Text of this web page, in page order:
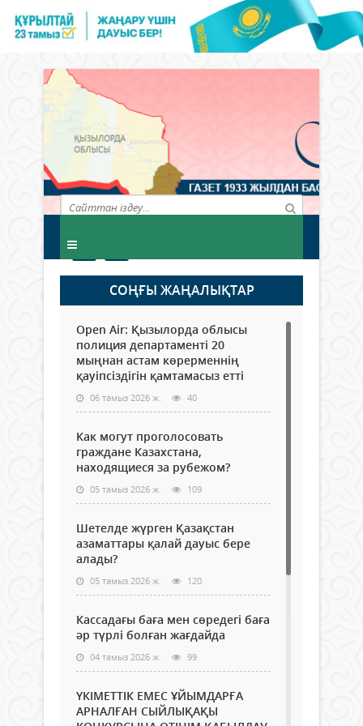
СОҢҒЫ ЖАҢАЛЫҚТАР
Open Air: Қызылорда облысы
полиция департаменті 20
мыңнан астам көрерменнің
қауіпсіздігін қамтамасыз етті
06 тамыз 2026 ж. 40
Как могут проголосовать
граждане Казахстана,
находящиеся за рубежом?
05 тамыз 2026 ж. 109
Шетелде жүрген Қазақстан
азаматтары қалай дауыс бере
алады?
05 тамыз 2026 ж. 120
Кассадағы баға мен сөредегі баға
әр түрлі болған жағдайда
04 тамыз 2026 ж. 99
ҮКІМЕТТІК ЕМЕС ҰЙЫМДАРҒА
АРНАЛҒАН СЫЙЛЫҚАҚЫ